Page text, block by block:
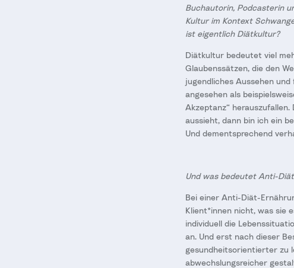
Buchautorin, Podcasterin
Kultur im Kontext
ist eigentlich Diätkultur?
Diätkultur bedeutet viel
Glaubenssätzen, die den
jugendliches Aussehen
angesehen als
Akzeptanz“
aussieht, dann bin ich ein
Und dementsprechend
Und was bedeutet Anti-
Bei einer Anti-Diät-
Klient*innen nicht, was sie
individuell die
an. Und erst nach dieser
gesundheitsorientierter zu
abwechslungsreicher